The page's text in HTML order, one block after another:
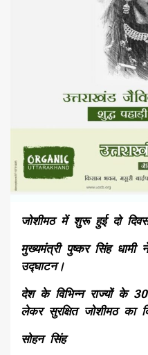
जोशीमठ में शुरू हुई दो
मुख्यमंत्री पुष्कर सिंह धामी
उद्घाटन।
देश के विभिन्न राज्यों के
लेकर सुरक्षित जोशीमठ का
सोहन सिंह